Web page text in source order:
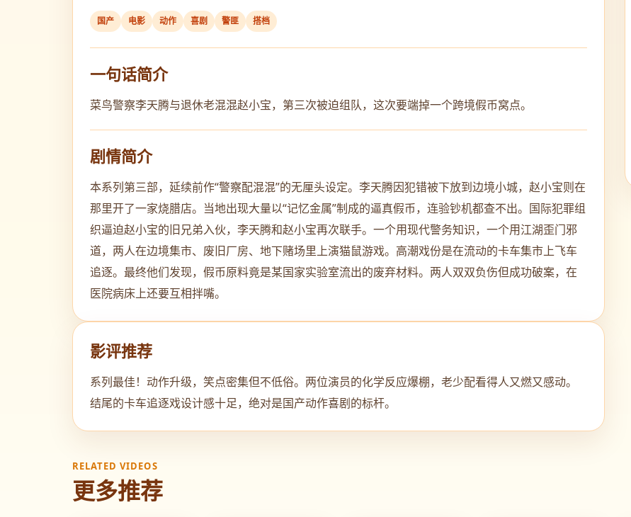
国产 电影 动作 喜剧 警匪 搭档
一句话简介
菜鸟警察李天腾与退休老混混赵小宝，第三次被迫组队，这次要端掉一个跨境假币窝点。
剧情简介
本系列第三部，延续前作“警察配混混”的无厘头设定。李天腾因犯错被下放到边境小城，赵小宝则在
那里开了一家烧腊店。当地出现大量以“记忆金属”制成的逼真假币，连验钞机都查不出。国际犯罪组
织逼迫赵小宝的旧兄弟入伙，李天腾和赵小宝再次联手。一个用现代警务知识，一个用江湖歪门邪
道，两人在边境集市、废旧厂房、地下赌场里上演猫鼠游戏。高潮戏份是在流动的卡车集市上飞车
追逐。最终他们发现，假币原料竟是某国家实验室流出的废弃材料。两人双双负伤但成功破案，在
医院病床上还要互相拌嘴。
影评推荐
系列最佳！动作升级，笑点密集但不低俗。两位演员的化学反应爆棚，老少配看得人又燃又感动。
结尾的卡车追逐戏设计感十足，绝对是国产动作喜剧的标杆。
RELATED VIDEOS
更多推荐